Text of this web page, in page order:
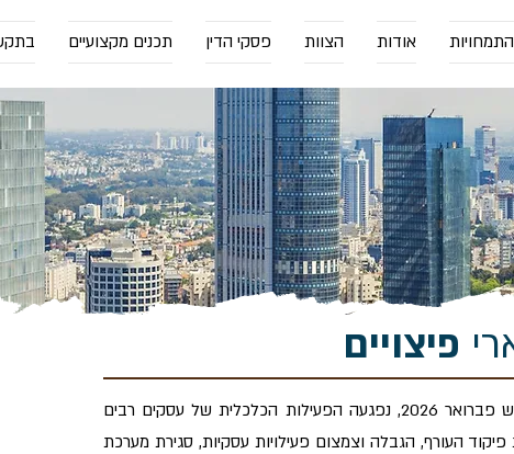
התמחויות אודות הצוות פסקי הדין תכנים מקצועיים
פיצויים
עם פרוץ מבצע "שאגת הארי" בסוף חודש פברואר 2026, נפגעה הפעילות הכלכלית של עסקים רבים
העורף, הגבלה וצמצום פעילויות עסקיות, סגירת מערכת